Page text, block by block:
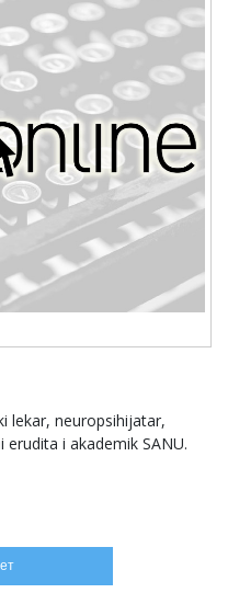
lekar, neuropsihijatar,
i akademik SANU.